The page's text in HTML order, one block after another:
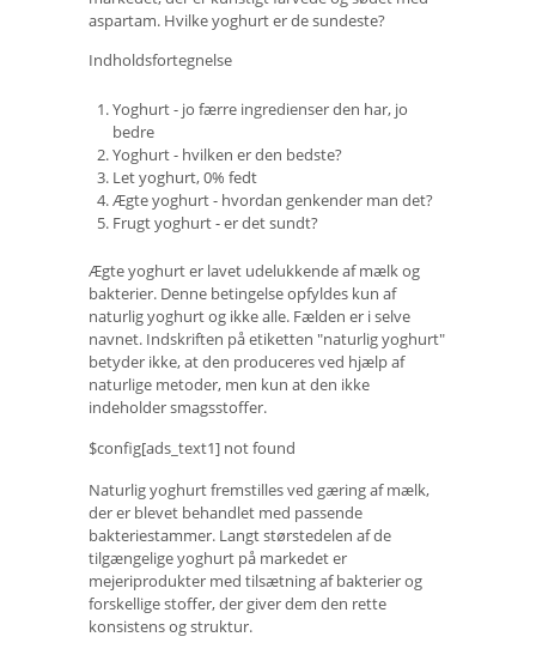
aspartam. Hvilke yoghurt er de sundeste?
Indholdsfortegnelse
Yoghurt - jo færre ingredienser den har, jo
bedre
Yoghurt - hvilken er den bedste?
Let yoghurt, 0% fedt
Ægte yoghurt - hvordan genkender man det?
Frugt yoghurt - er det sundt?
Ægte yoghurt er lavet udelukkende af mælk og
bakterier. Denne betingelse opfyldes kun af
naturlig yoghurt og ikke alle. Fælden er i selve
navnet. Indskriften på etiketten "naturlig yoghurt"
betyder ikke, at den produceres ved hjælp af
naturlige metoder, men kun at den ikke
indeholder smagsstoffer.
$config[ads_text1] not found
Naturlig yoghurt fremstilles ved gæring af mælk,
der er blevet behandlet med passende
bakteriestammer. Langt størstedelen af ​​de
tilgængelige yoghurt på markedet er
mejeriprodukter med tilsætning af bakterier og
forskellige stoffer, der giver dem den rette
konsistens og struktur.